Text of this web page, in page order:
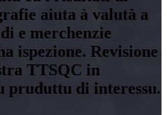
aiuta à valutà a
e merchenzie
ispezione. Revisione
TTSQC in
pruduttu di interessu.